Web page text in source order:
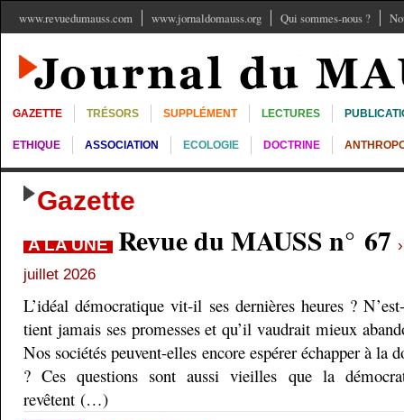
www.revuedumauss.com www.jornaldomauss.org Qui sommes-nous ?
GAZETTE TRÉSORS SUPPLÉMENT LECTURES
ETHIQUE ASSOCIATION ECOLOGIE DOCTRINE
Gazette
A LA UNE Revue du MAUSS n° 67
juillet 2026
L’idéal démocratique vit-il ses dernières heures ?
tient jamais ses promesses et qu’il vaudrait mieux
Nos sociétés peuvent-elles encore espérer échapper à la
? Ces questions sont aussi vieilles que la
revêtent (…)